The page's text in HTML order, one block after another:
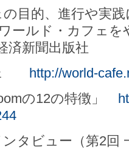
目的、進行や実
ールド・カフェ
済新聞出版社
ェ http://world-
の12の特徴」
ンタビュー（第2回